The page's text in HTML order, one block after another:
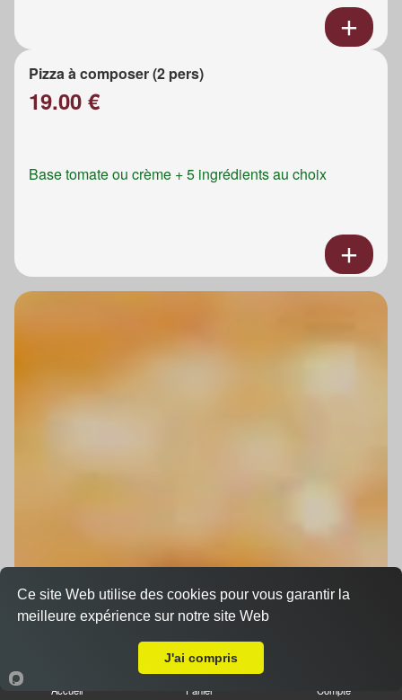
Pizza à composer (2 pers)
19.00 €
Base tomate ou crème + 5 ingrédients au choix
Accueil Panier Compte
Ce site Web utilise des cookies pour vous garantir la
meilleure expérience sur notre site Web
J'ai compris